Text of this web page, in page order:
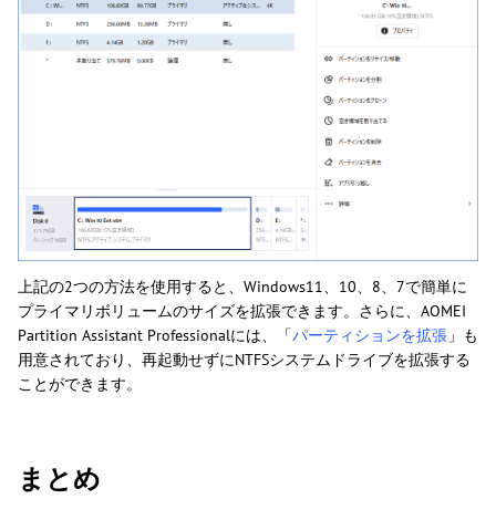
上記の2つの方法を使用すると、Windows11、10、8、7で簡単に
プライマリボリュームのサイズを拡張できます。さらに、AOMEI
Partition Assistant Professionalには、「パーティションを拡張 」も
用意されており、再起動せずにNTFSシステムドライブを拡張する
ことができます。
まとめ